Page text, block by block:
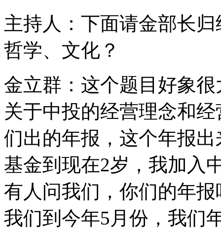
主持人：下面请金部长
哲学、文化？
金立群：这个题目好象
关于中投的经营理念和
们出的年报，这个年报
基金到现在2岁，我加入
有人问我们，你们的年
我们到今年5月份，我们